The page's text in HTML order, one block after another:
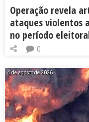
Operação revela
ataques violentos
no período
0
4 de agosto de 2026